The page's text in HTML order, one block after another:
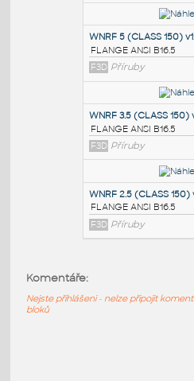
SORF 1.5
FLANGE ANSI
F3D Příruby
WNRF 5 (CLASS
FLANGE ANSI
F3D Příruby
Příruby
Komentáře:
Nejste přihlášeni - nelze připojit
bloků